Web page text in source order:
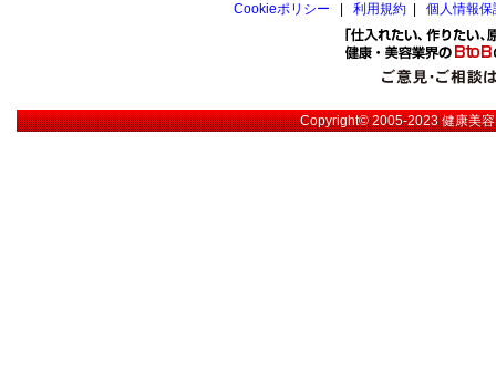
Cookieポリシー
利用規約 個人情報
Copyright© 2005-2023健康美